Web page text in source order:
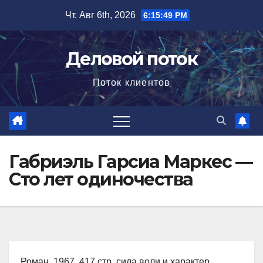
содержимому
Чт. Авг 6th, 2026 6:15:50 PM
Деловой поток
Поток клиентов
Габриэль Гарсиа Маркес —
Сто лет одиночества